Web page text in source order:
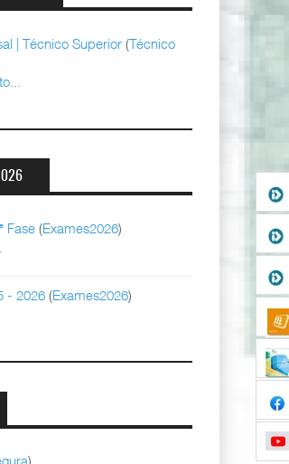
| Técnico Superior (Técnico
Fase (Exames2026)
- 2026 (Exames2026)
)